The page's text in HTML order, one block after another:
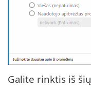
Galite rinktis iš šių